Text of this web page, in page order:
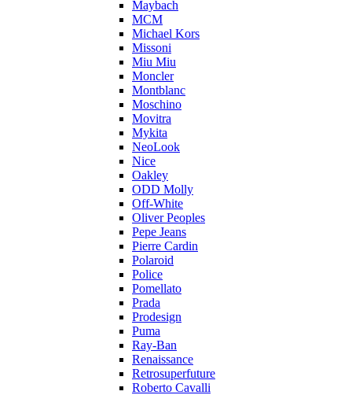
Maybach
MCM
Michael Kors
Missoni
Miu Miu
Moncler
Montblanc
Moschino
Movitra
Mykita
NeoLook
Nice
Oakley
ODD Molly
Off-White
Oliver Peoples
Pepe Jeans
Pierre Cardin
Polaroid
Police
Pomellato
Prada
Prodesign
Puma
Ray-Ban
Renaissance
Retrosuperfuture
Roberto Cavalli